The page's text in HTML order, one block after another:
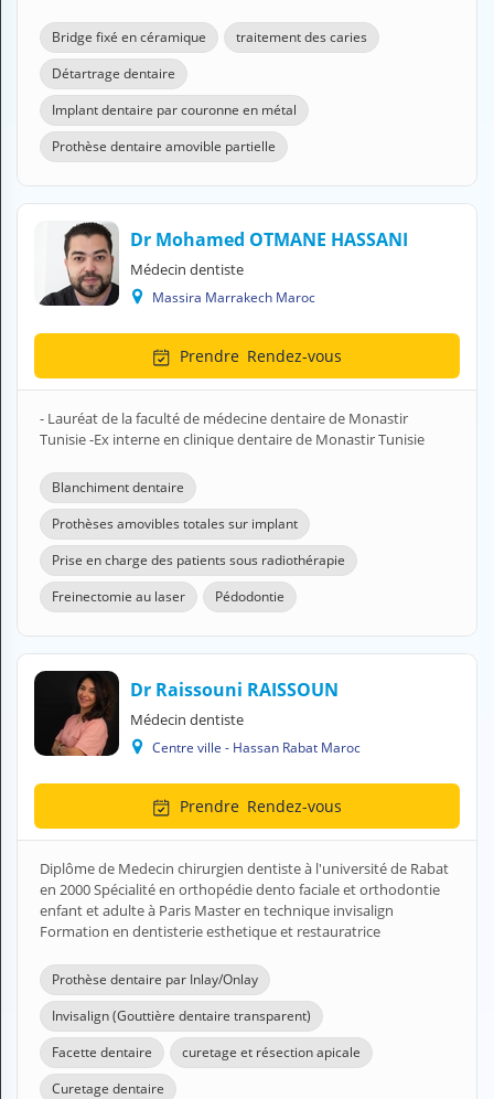
Bridge fixé en céramique
traitement des caries
Détartrage dentaire
Implant dentaire par couronne en métal
Prothèse dentaire amovible partielle
Dr Mohamed OTMANE HASSANI
Médecin dentiste
Massira Marrakech Maroc
Prendre Rendez-vous
- Lauréat de la faculté de médecine dentaire de Monastir
Tunisie -Ex interne en clinique dentaire de Monastir Tunisie
Blanchiment dentaire
Prothèses amovibles totales sur implant
Prise en charge des patients sous radiothérapie
Freinectomie au laser
Pédodontie
Dr Raissouni RAISSOUN
Médecin dentiste
Centre ville - Hassan Rabat Maroc
Prendre Rendez-vous
Diplôme de Medecin chirurgien dentiste à l'université de Rabat
en 2000 Spécialité en orthopédie dento faciale et orthodontie
enfant et adulte à Paris Master en technique invisalign
Formation en dentisterie esthetique et restauratrice
Prothèse dentaire par Inlay/Onlay
Invisalign (Gouttière dentaire transparent)
Facette dentaire
curetage et résection apicale
Curetage dentaire